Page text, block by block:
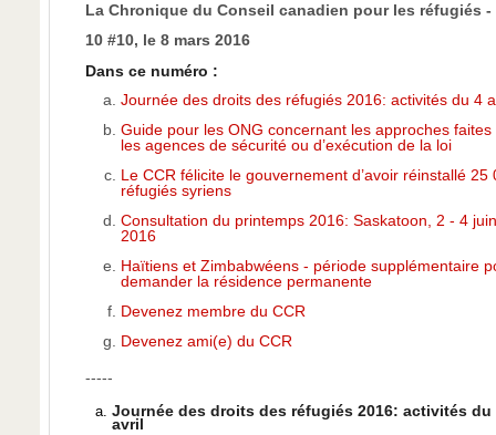
La Chronique du Conseil canadien pour les réfugiés -
10 #10, le 8 mars 2016
Dans ce numéro :
Journée des droits des réfugiés 2016: activités du 4
Guide pour les ONG concernant les approches faites
les agences de sécurité ou d’exécution de la loi
Le CCR félicite le gouvernement d’avoir réinstallé 25
réfugiés syriens
Consultation du printemps 2016: Saskatoon, 2 - 4 juin
2016
Haïtiens et Zimbabwéens - période supplémentaire
demander la résidence permanente
Devenez membre du CCR
Devenez ami(e) du CCR
-----
Journée des droits des réfugiés 2016: activités du
avril